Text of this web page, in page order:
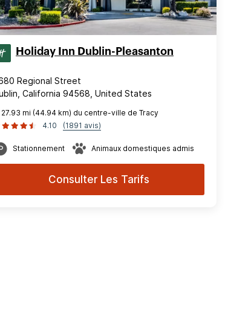
Holiday Inn Dublin-Pleasanton
Regional Street
California 94568, United States
27.93 mi (44.94 km) du centre-ville de Tracy
4.10
(1891 avis)
Stationnement Animaux domestiques admis
Consulter Les Tarifs